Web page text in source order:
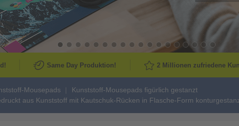
Same Day Produktion! 2 Millionen zufriedene
Mousepads
Kunststoff-Mousepads figürlich gestanzt
aus Kunststoff mit Kautschuk-Rücken in Flasche-Form